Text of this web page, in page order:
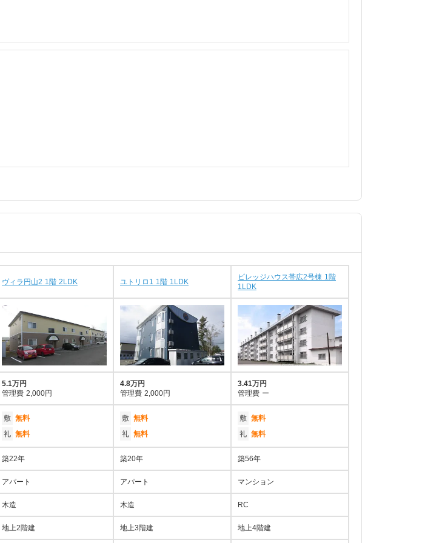
ヴィラ円山2 1階 2LDK ユトリロ1 1階 1LDK
ビレッジハウス帯広2号棟 1階
1LDK
5.1万円
管理費 2,000円
4.8万円
管理費 2,000円
3.41万円
管理費 ー
敷 無料
礼 無料
敷 無料
礼 無料
敷 無料
礼 無料
築22年 築20年 築56年
アパート アパート マンション
木造 木造 RC
地上2階建 地上3階建 地上4階建